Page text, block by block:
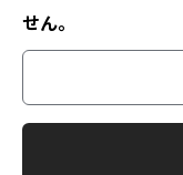
せん。